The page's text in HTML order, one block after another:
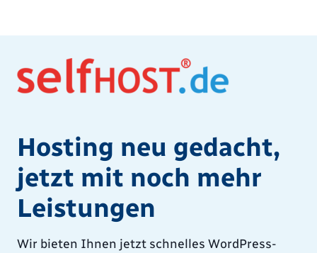
Hosting neu gedacht,
jetzt mit noch mehr
Leistungen
Wir bieten Ihnen jetzt schnelles WordPress-